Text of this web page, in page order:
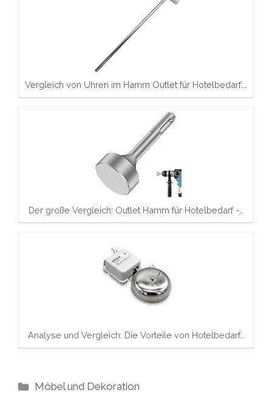
Vergleich von Uhren im Hamm Outlet für Hotelbedarf:…
Der große Vergleich: Outlet Hamm für Hotelbedarf -…
Analyse und Vergleich: Die Vorteile von Hotelbedarf…
Kategorien
Möbel und Dekoration